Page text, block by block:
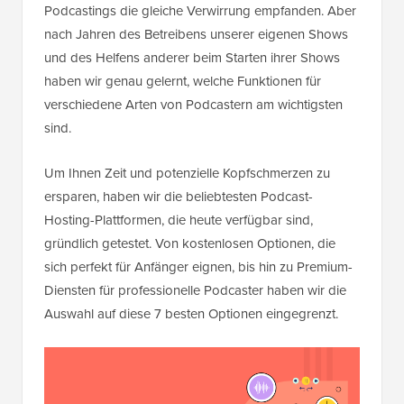
Podcastings die gleiche Verwirrung empfanden. Aber
nach Jahren des Betreibens unserer eigenen Shows
und des Helfens anderer beim Starten ihrer Shows
haben wir genau gelernt, welche Funktionen für
verschiedene Arten von Podcastern am wichtigsten
sind.
Um Ihnen Zeit und potenzielle Kopfschmerzen zu
ersparen, haben wir die beliebtesten Podcast-
Hosting-Plattformen, die heute verfügbar sind,
gründlich getestet. Von kostenlosen Optionen, die
sich perfekt für Anfänger eignen, bis hin zu Premium-
Diensten für professionelle Podcaster haben wir die
Auswahl auf diese 7 besten Optionen eingegrenzt.